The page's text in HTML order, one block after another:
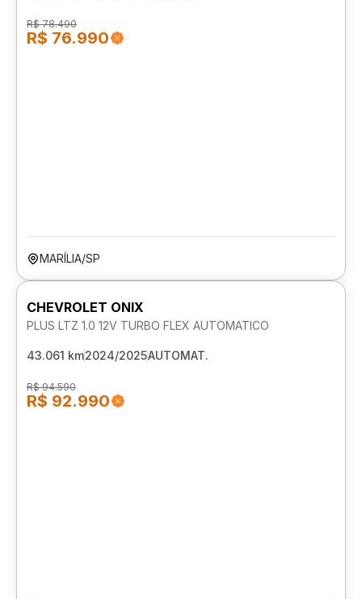
R$ 78.490
R$ 76.990
MARÍLIA/SP
CHEVROLET ONIX
PLUS LTZ 1.0 12V TURBO FLEX AUTOMATICO
43.061 km2024/2025AUTOMAT.
R$ 94.590
R$ 92.990